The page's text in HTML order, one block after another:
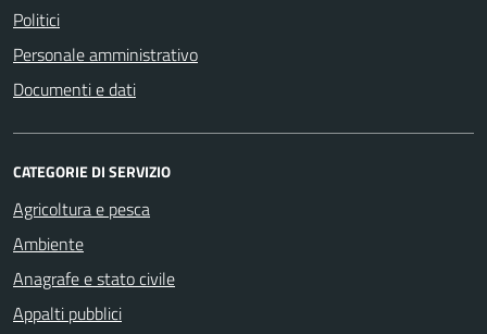
Politici
Personale amministrativo
Documenti e dati
CATEGORIE DI SERVIZIO
Agricoltura e pesca
Ambiente
Anagrafe e stato civile
Appalti pubblici